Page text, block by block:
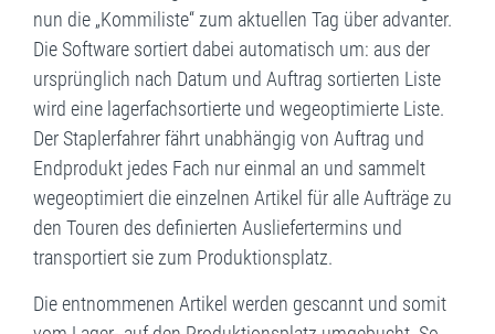
nun die „Kommiliste“ zum aktuellen Tag über advanter.
Die Software sortiert dabei automatisch um: aus der
ursprünglich nach Datum und Auftrag sortierten Liste
wird eine lagerfachsortierte und wegeoptimierte Liste.
Der Staplerfahrer fährt unabhängig von Auftrag und
Endprodukt jedes Fach nur einmal an und sammelt
wegeoptimiert die einzelnen Artikel für alle Aufträge zu
den Touren des definierten Ausliefertermins und
transportiert sie zum Produktionsplatz.
Die entnommenen Artikel werden gescannt und somit